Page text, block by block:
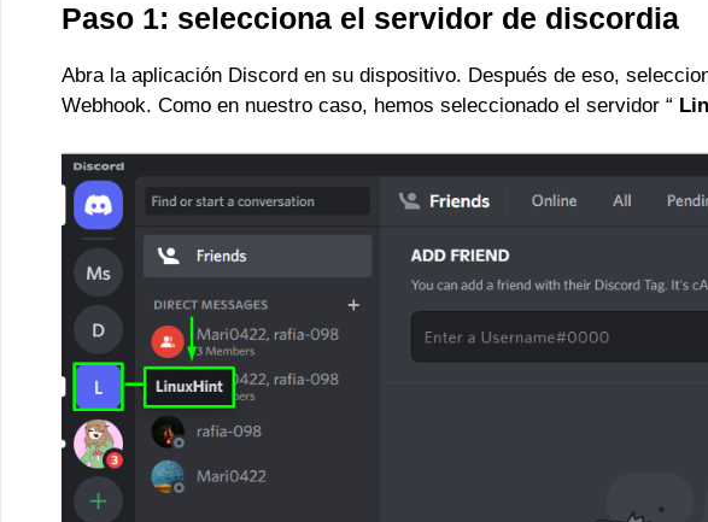
Paso 1: selecciona el servidor de discordia
Abra la aplicación Discord en su dispositivo. Después de eso,
Webhook. Como en nuestro caso, hemos seleccionado el servidor “